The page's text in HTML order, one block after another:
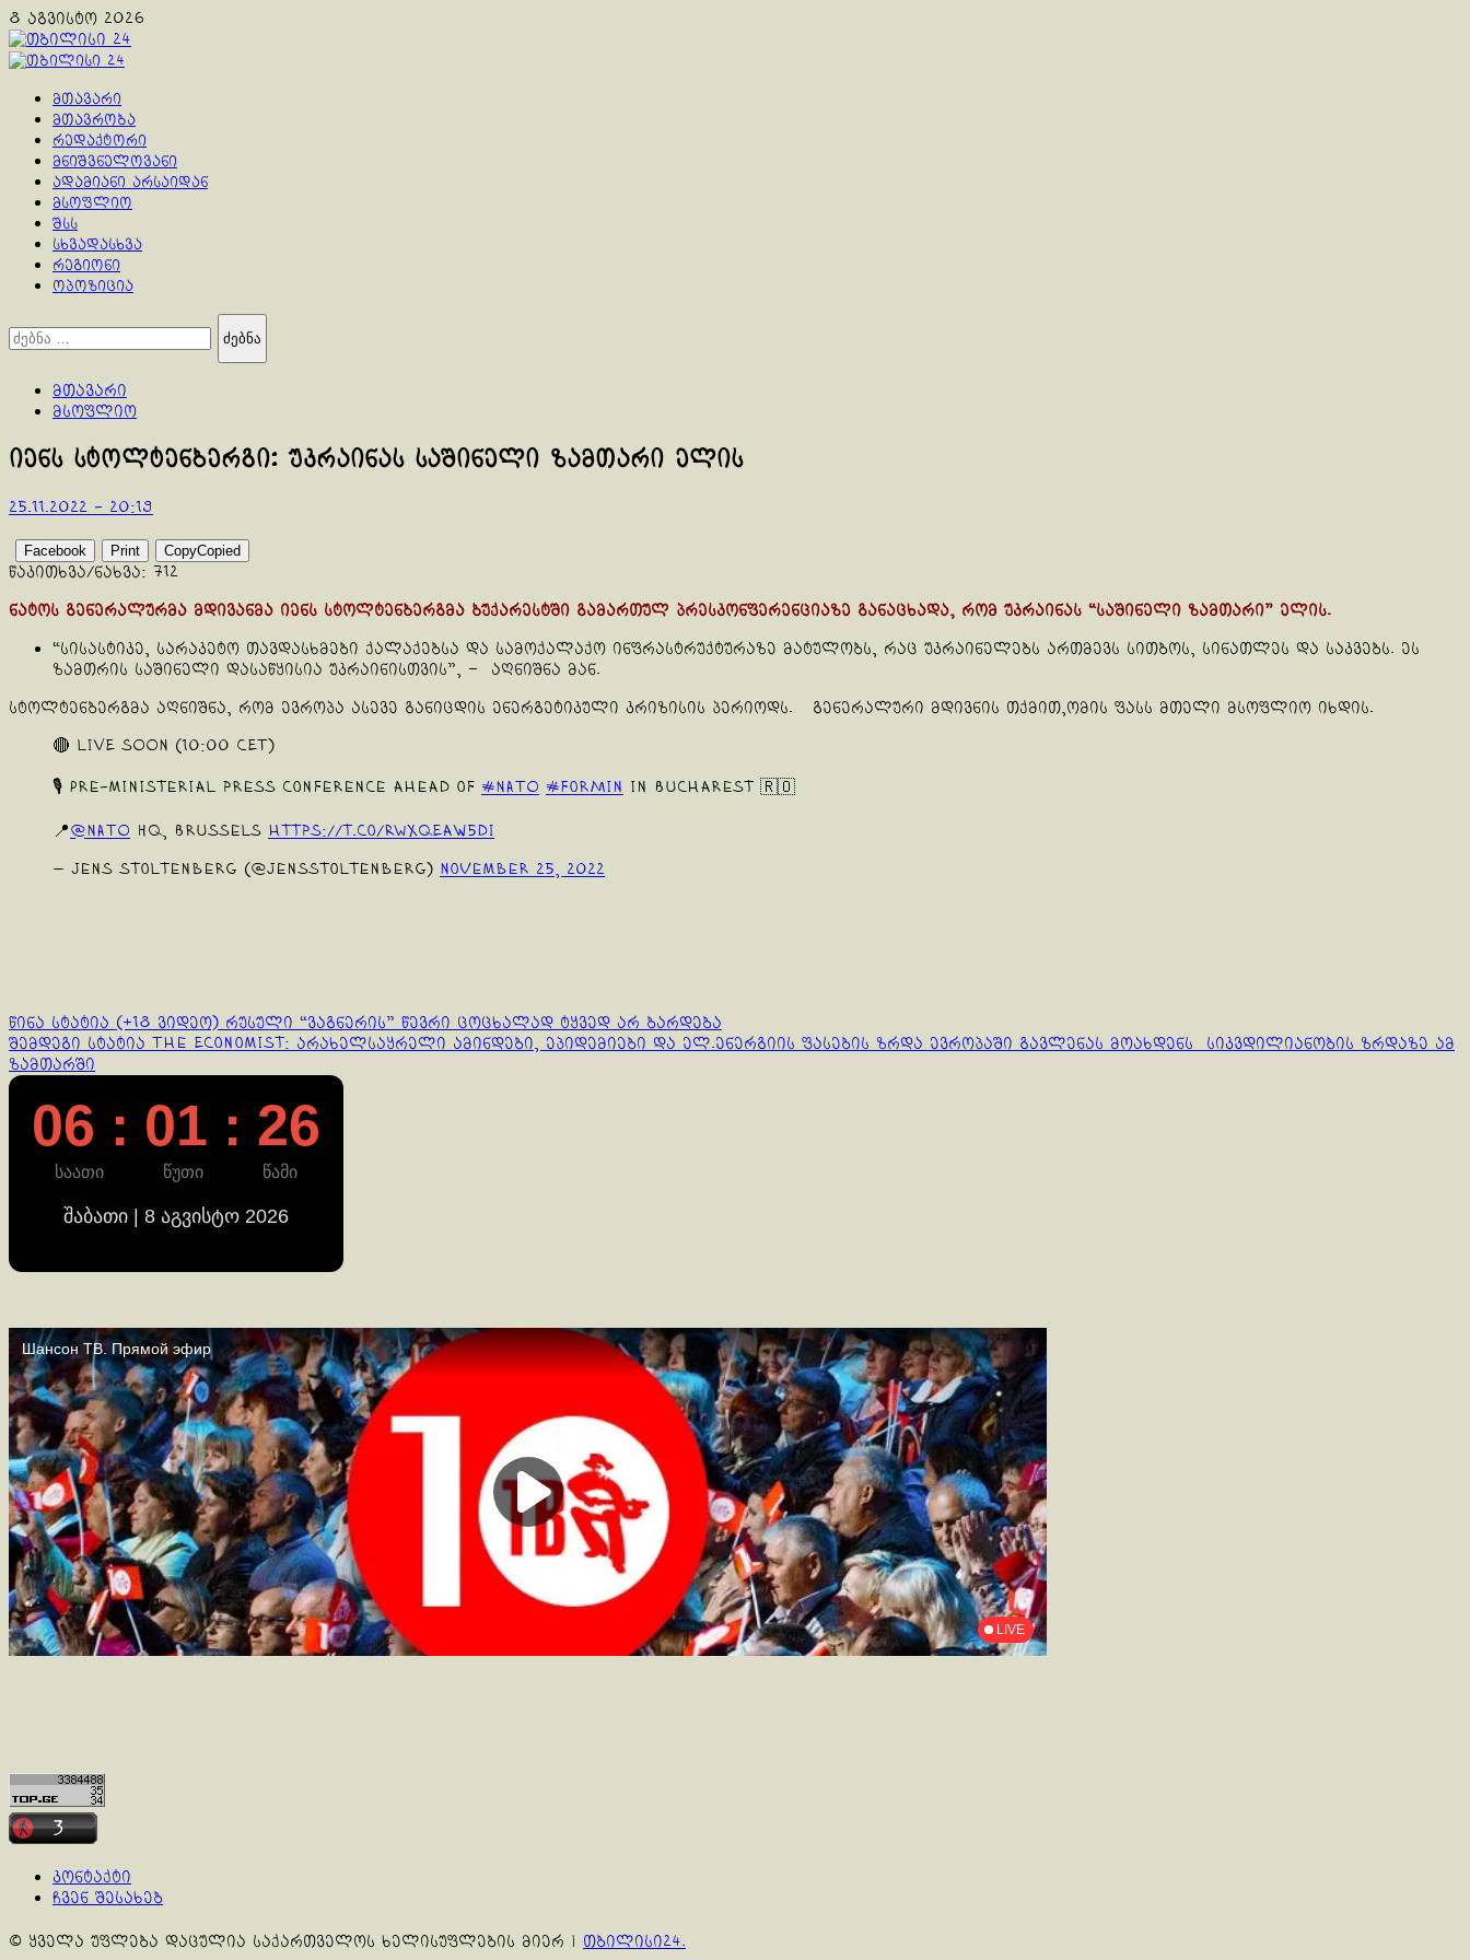
Skip
to
content
8 აგვისტო 2026
Primary
მთავარი
მთავრობა
რედაქტორი
მნიშვნელოვანი
ადამიანი არსაიდან
მსოფლიო
შსს
სხვადასხვა
რეგიონი
ოპოზიცია
ძებნა:
მთავარი
მსოფლიო
იენს სტოლტენბერგი: უკრაინას საშინელი ზამთარი ელის
25.11.2022 - 20:19
Facebook Print CopyCopied
წაკითხვა/ნახვა: 712
ნატოს გენერალურმა მდივანმა იენს სტოლტენბერგმა ბუქარესტში გამართულ პრესკონფერენციაზე განაცხადა, რომ უკრაინას “საშინელი ზამთარი” ელის.
“სისასტიკე, სარაკეტო თავდასხმები ქალაქებსა და სამოქალაქო ინფრასტრუქტურაზე მატულობს, რაც უკრაინელებს ართმევს სითბოს, სინათლეს და საკვებს. ეს
ზამთრის საშინელი დასაწყისია უკრაინისთვის”, – აღნიშნა მან.
სტოლტენბერგმა აღნიშნა, რომ ევროპა ასევე განიცდის ენერგეტიკული კრიზისის პერიოდს. გენერალური მდივნის თქმით,ომის ფასს მთელი მსოფლიო იხდის.
🔴 LIVE SOON (10:00 CET)
🎙️ Pre-ministerial press conference ahead of #NATO #ForMin in Bucharest 🇷🇴
📍@NATO HQ, Brussels https://t.co/RwXQEaW5DI
— Jens Stoltenberg (@jensstoltenberg) November 25, 2022
Continue
Reading
წინა სტატია (+18 ვიდეო) რუსული “ვაგნერის” წევრი ცოცხალად ტყვედ არ ბარდება
შემდეგი სტატია The Economist: არახელსაყრელი ამინდები, ეპიდემიები და ელ.ენერგიის ფასების ზრდა ევროპაში გავლენას მოახდენს სიკვდილიანობის ზრდაზე ამ
ზამთარში
06 : 01 : 26
საათი წუთი წამი
შაბათი | 8 აგვისტო 2026
კონტაქტი
ჩვენ შესახებ
© ყველა უფლება დაცულია საქართველოს ხელისუფლების მიერ | თბილისი24.